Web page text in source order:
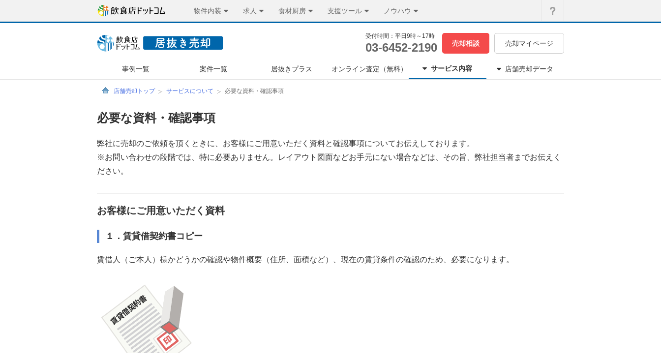
物件内装 求人 食材厨房 支援ツール ノウハウ
受付時間：平日9時～17時
03-6452-2190 売却相談 売却マイページ
事例一覧 案件一覧 居抜きプラス オンライン査定（無料） サービス内容 店舗売却データ
店舗売却トップ サービスについて 必要な資料・確認事項
必要な資料・確認事項
弊社に売却のご依頼を頂くときに、お客様にご用意いただく資料と確認事項についてお伝えしております。
※お問い合わせの段階では、特に必要ありません。レイアウト図面などお手元にない場合などは、その旨、弊社担当者までお伝えく
ださい。
お客様にご用意いただく資料
１．賃貸借契約書コピー
賃借人（ご本人）様かどうかの確認や物件概要（住所、面積など）、現在の賃貸条件の確認のため、必要になります。